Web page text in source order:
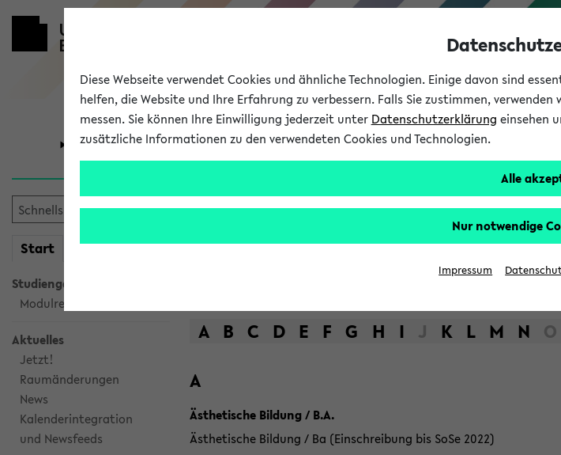
Universität Forschung Studium
Start meineKVV
Studiengangsauswahl
Modulrecherche
Aktuelles
Jetzt!
Raumänderungen
News
Kalenderintegration
und Newsfeeds
Das Lehrangebot der
A B C D E F G H I J K L M N O
A
Ästhetische Bildung / B.A.
Ästhetische Bildung / Ba (Einschreibung bis SoSe 2022)
Diese Webseite verwendet Cookies und ähnliche Technologien. Einige davon sind
helfen, die Website und Ihre Erfahrung zu verbessern. Falls Sie zustimmen,
messen. Sie können Ihre Einwilligung jederzeit unter Datenschutzerklärung einsehen
zusätzliche Informationen zu den verwendeten Cookies und Technologien.
Alle
Nur notwendige
Impressum